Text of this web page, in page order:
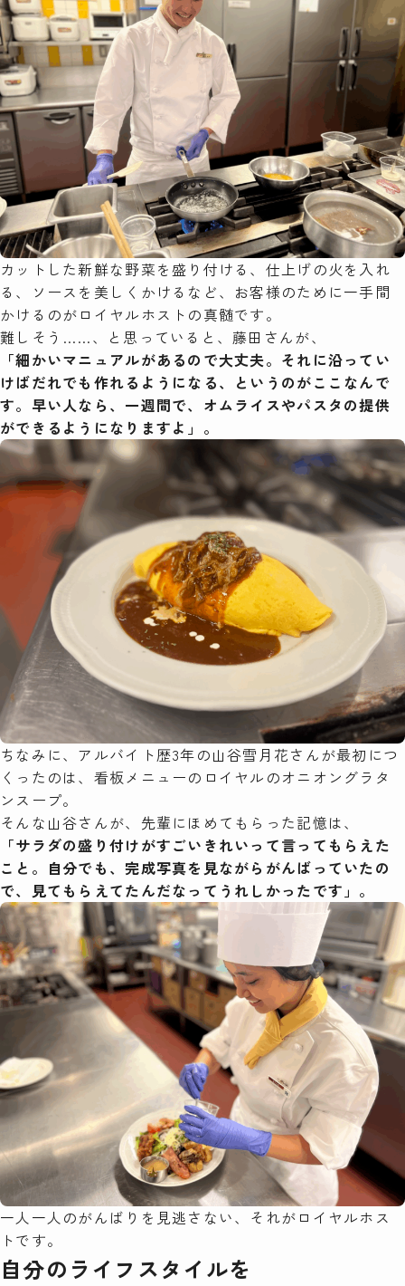
カットした新鮮な野菜を盛り付ける、仕上げの火を入れ
る、ソースを美しくかけるなど、お客様のために一手間
かけるのがロイヤルホストの真髄です。
難しそう……、と思っていると、藤田さんが、
「細かいマニュアルがあるので大丈夫。それに沿ってい
けばだれでも作れるようになる、というのがここなんで
す。早い人なら、一週間で、オムライスやパスタの提供
ができるようになりますよ」。
ちなみに、アルバイト歴3年の山谷雪月花さんが最初につ
くったのは、看板メニューのロイヤルのオニオングラタ
ンスープ。
そんな山谷さんが、先輩にほめてもらった記憶は、
「サラダの盛り付けがすごいきれいって言ってもらえた
こと。自分でも、完成写真を見ながらがんばっていたの
で、見てもらえてたんだなってうれしかったです」。
一人一人のがんばりを見逃さない、それがロイヤルホス
トです。
自分のライフスタイルを